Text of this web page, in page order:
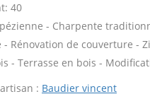
40
- Charpente
- Rénovation de couverture -
- Terrasse en bois -
: Baudier vincent